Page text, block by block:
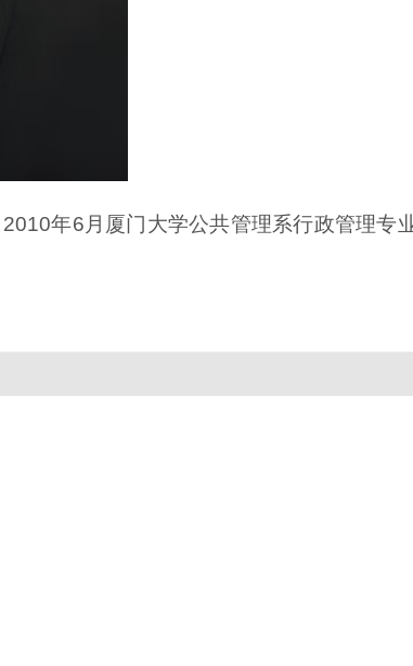
年6月厦门大学公共管理系行政管理专